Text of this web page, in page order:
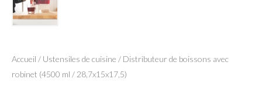
Accueil / Ustensiles de cuisine / Distributeur de boissons avec
robinet (4500 ml / 28,7x15x17,5)